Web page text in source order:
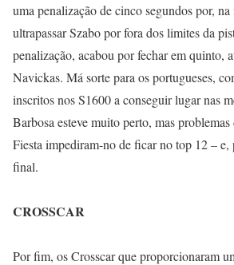
uma penalização de cinco segundos por,
ultrapassar Szabo por fora dos limites da
penalização, acabou por fechar em quinto,
Navickas. Má sorte para os portugueses,
inscritos nos S1600 a conseguir lugar nas
Barbosa esteve muito perto, mas
Fiesta impediram-no de ficar no top 12 – e,
final.
CROSSCAR
Por fim, os Crosscar que proporcionaram